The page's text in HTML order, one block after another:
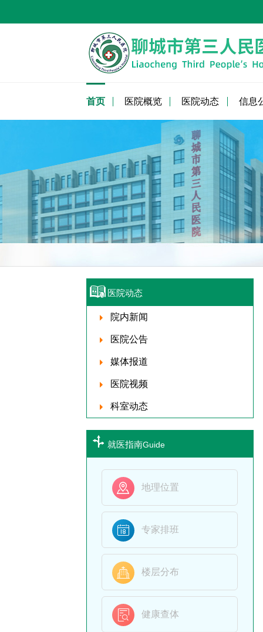
首页 医院概览 医院动态 信息
医院动态
院内新闻
医院公告
媒体报道
医院视频
科室动态
就医指南Guide
 地理位置
 专家排班
 楼层分布
 健康查体